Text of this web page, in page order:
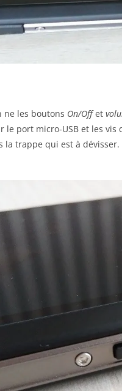
ne les boutons On/Offet
le port micro-USB et les
la trappe qui est à